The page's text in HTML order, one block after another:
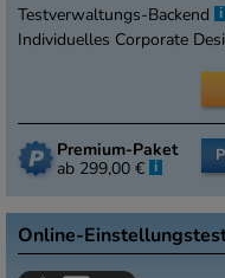
Testverwaltungs-Backend i
Individuelles Corporate
Premium-Paket
ab 299,00 € i
Online-